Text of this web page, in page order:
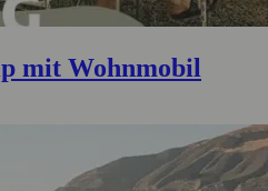
mit Wohnmobil